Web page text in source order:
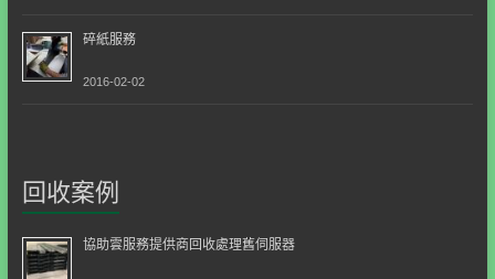
碎紙服務
2016-02-02
回收案例
協助雲服務提供商回收處理舊伺服器